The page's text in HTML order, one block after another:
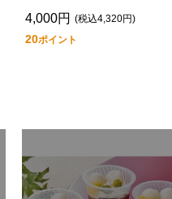
4,000円 (税込4,320円)
20ポイント